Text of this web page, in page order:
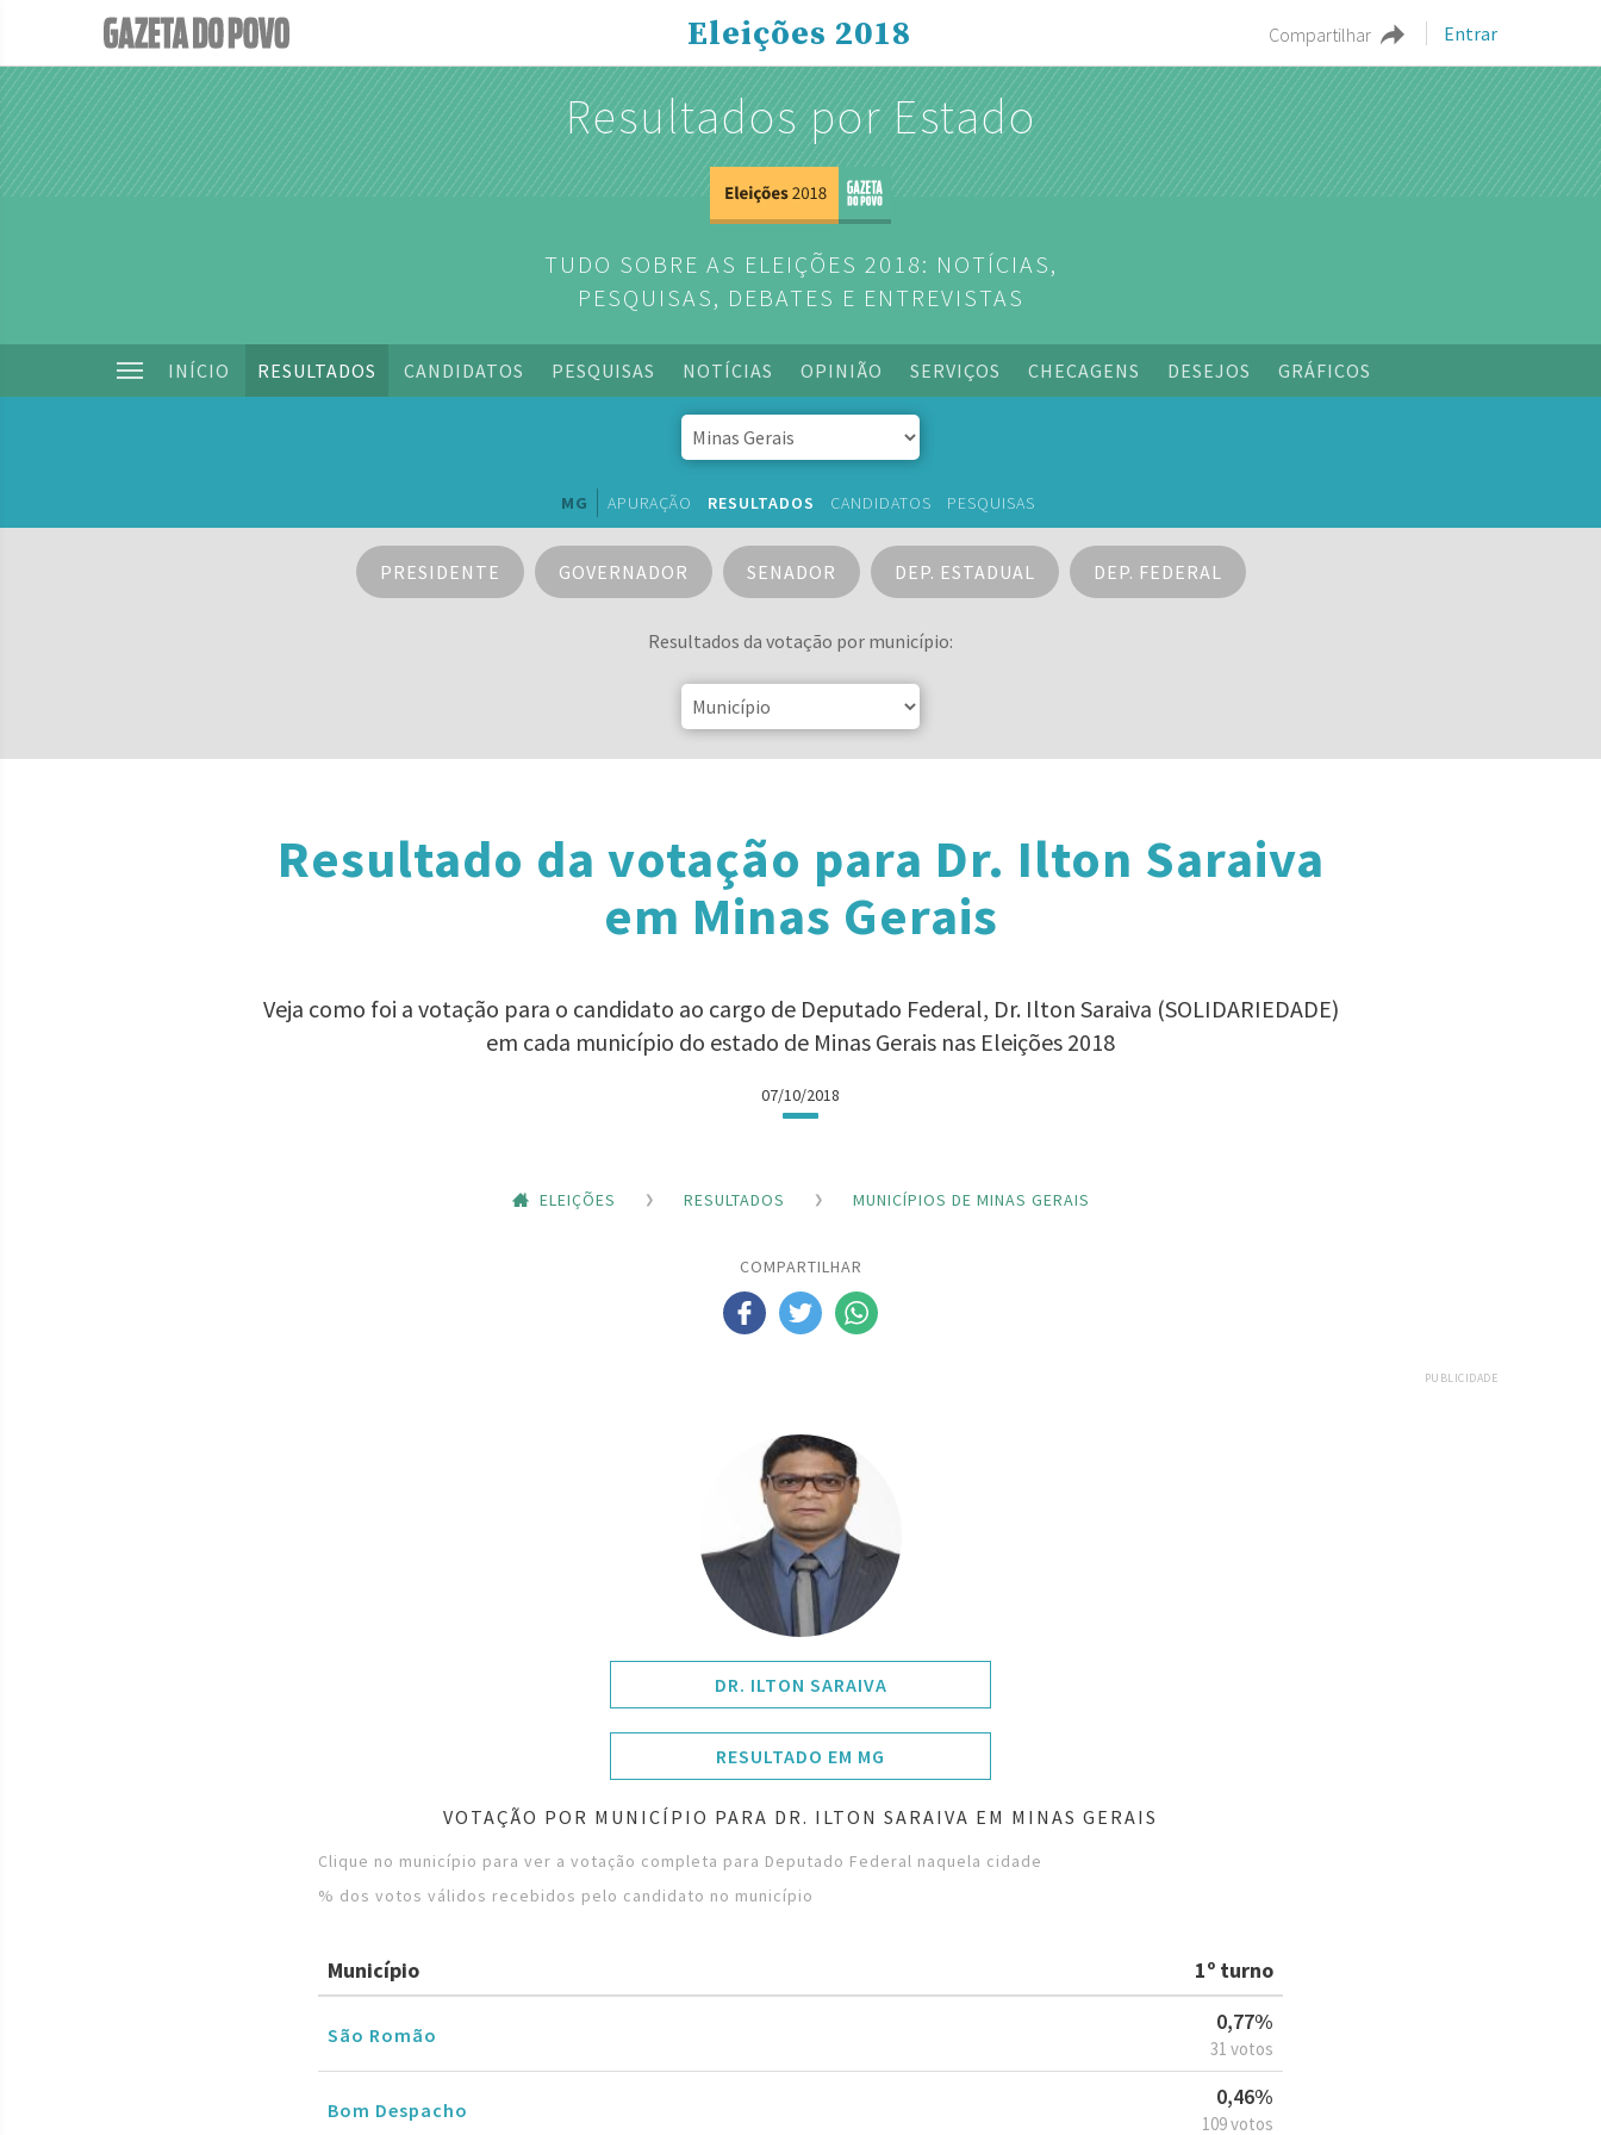
Compartilhar Entrar
Eleições 2018
Resultados por Estado
TUDO SOBRE AS ELEIÇÕES 2018: NOTÍCIAS,
PESQUISAS, DEBATES E ENTREVISTAS
INÍCIO RESULTADOS CANDIDATOS PESQUISAS NOTÍCIAS OPINIÃO SERVIÇOS CHECAGENS DESEJOS GRÁFICOS
MG APURAÇÃO RESULTADOS CANDIDATOS PESQUISAS
PRESIDENTE GOVERNADOR SENADOR DEP. ESTADUAL DEP. FEDERAL
Resultados da votação por município:
Resultado da votação para Dr. Ilton Saraiva
em Minas Gerais
Veja como foi a votação para o candidato ao cargo de Deputado Federal, Dr. Ilton Saraiva (SOLIDARIEDADE)
em cada município do estado de Minas Gerais nas Eleições 2018
07/10/2018
ELEIÇÕES RESULTADOS MUNICÍPIOS DE MINAS GERAIS
COMPARTILHAR
PUBLICIDADE
DR. ILTON SARAIVA
RESULTADO EM MG
VOTAÇÃO POR MUNICÍPIO PARA DR. ILTON SARAIVA EM MINAS GERAIS
Clique no município para ver a votação completa para Deputado Federal naquela cidade
% dos votos válidos recebidos pelo candidato no município
Município 1º turno
São Romão
0,77%
31 votos
Bom Despacho
0,46%
109 votos